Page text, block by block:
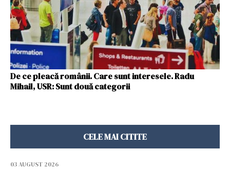
De ce pleacă românii. Care sunt interesele. Radu
Mihail, USR: Sunt două categorii
CELE MAI CITITE
03 AUGUST 2026